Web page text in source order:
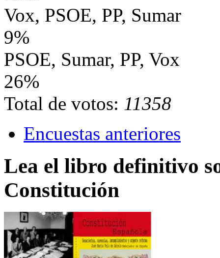
Vox, PSOE, PP, Sumar
9%
PSOE, Sumar, PP, Vox
26%
Total de votos: 11358
Encuestas anteriores
Lea el libro definitivo
Constitución